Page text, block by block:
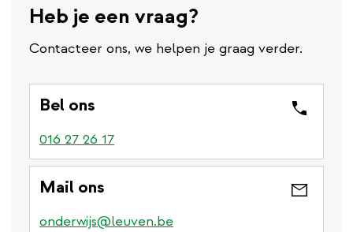
Heb je een vraag?
Contacteer ons, we helpen je graag verder.
Bel ons
016 27 26 17
Mail ons
onderwijs@leuven.be